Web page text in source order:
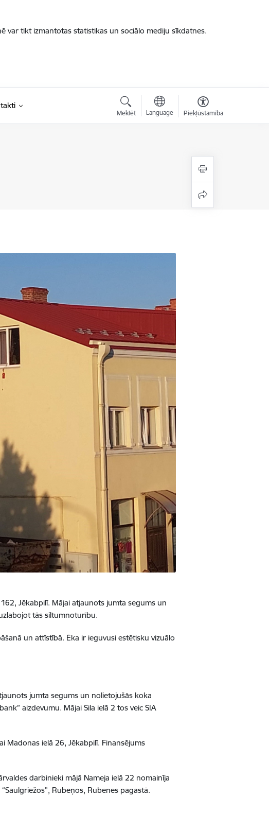
var tikt izmantotas statistikas un sociālo mediju sīkdatnes.
Meklēt Language Piekļūstamība
Jēkabpilī. Mājai atjaunots jumta segums un
tās siltumnoturību.
un attīstībā. Ēka ir ieguvusi estētisku vizuālo
jumta segums un nolietojušās koka
aizdevumu. Mājai Sila ielā 2 tos veic SIA
Madonas ielā 26, Jēkabpilī. Finansējums
darbinieki mājā Nameja ielā 22 nomainīja
Rubeņos, Rubenes pagastā.